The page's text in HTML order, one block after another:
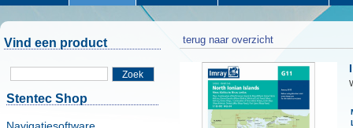
Vind een product
Zoek
Stentec Shop
terug naar overzicht